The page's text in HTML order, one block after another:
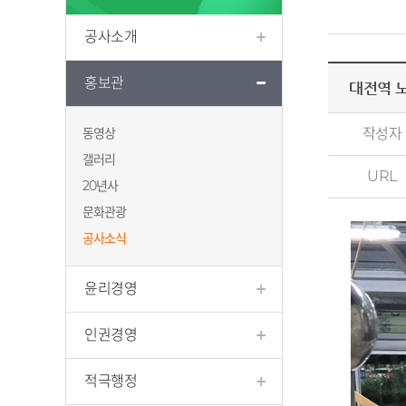
공사소개
홍보관
동영상
갤러리
20년사
문화관광
공사소식
윤리경영
인권경영
적극행정
대전역
작성자
URL